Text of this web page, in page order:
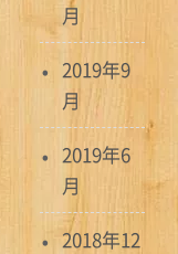
月
2019年9
月
2019年6
月
2018年12